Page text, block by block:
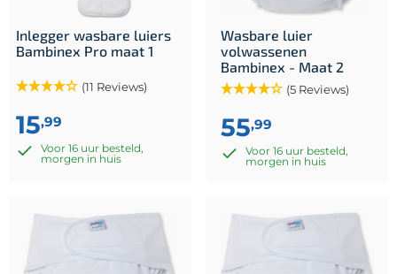
Inlegger wasbare luiers
Bambinex Pro maat 1
(11 Reviews)
15,99
Voor 16 uur besteld,
morgen in huis
Wasbare luier
volwassenen
Bambinex - Maat 2
(5 Reviews)
55,99
Voor 16 uur besteld,
morgen in huis